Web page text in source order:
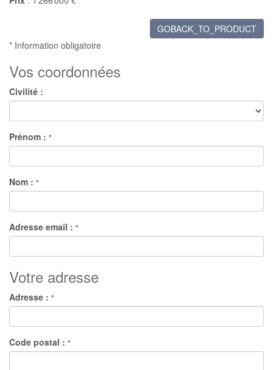
GOBACK_TO_PRODUCT
* Information obligatoire
Vos coordonnées
Civilité :
Prénom : *
Nom : *
Adresse email : *
Votre adresse
Adresse : *
Code postal : *